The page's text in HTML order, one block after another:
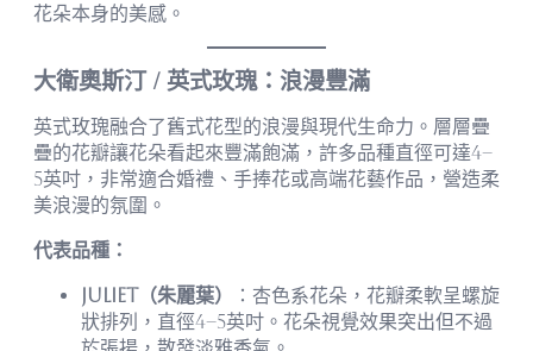
花朵本身的美感。
大衛奧斯汀 / 英式玫瑰：浪漫豐滿
英式玫瑰融合了舊式花型的浪漫與現代生命力。層層疊
疊的花瓣讓花朵看起來豐滿飽滿，許多品種直徑可達4–
5英吋，非常適合婚禮、手捧花或高端花藝作品，營造柔
美浪漫的氛圍。
代表品種：
Juliet（朱麗葉）
：杏色系花朵，花瓣柔軟呈螺旋
狀排列，直徑4–5英吋。花朵視覺效果突出但不過